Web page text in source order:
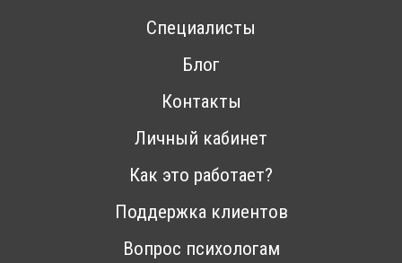
Специалисты
Блог
Контакты
Личный кабинет
Как это работает?
Поддержка клиентов
Вопрос психологам